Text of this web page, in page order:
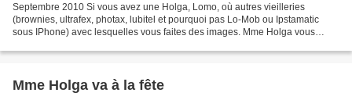
Septembre 2010 Si vous avez une Holga, Lomo, où autres vieilleries
(brownies, ultrafex, photax, lubitel et pourquoi pas Lo-Mob ou Ipstamatic
sous IPhone) avec lesquelles vous faites des images. Mme Holga vous
Mme Holga va à la fête